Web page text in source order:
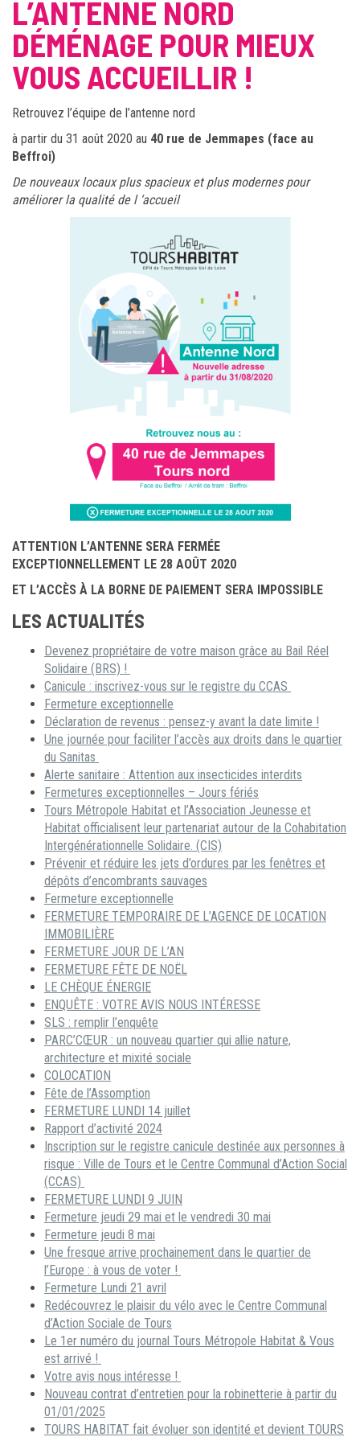
L’ANTENNE NORD
DÉMÉNAGE POUR MIEUX
VOUS ACCUEILLIR !
Retrouvez l’équipe de l’antenne nord
à partir du 31 août 2020 au 40 rue de Jemmapes (face au
Beffroi)
De nouveaux locaux plus spacieux et plus modernes pour
améliorer la qualité de l ‘accueil
ATTENTION L’ANTENNE SERA FERMÉE
EXCEPTIONNELLEMENT LE 28 AOÛT 2020
ET L’ACCÈS À LA BORNE DE PAIEMENT SERA IMPOSSIBLE
LES ACTUALITÉS
Devenez propriétaire de votre maison grâce au Bail Réel
Solidaire (BRS) !
Canicule : inscrivez-vous sur le registre du CCAS
Fermeture exceptionnelle
Déclaration de revenus : pensez-y avant la date limite !
Une journée pour faciliter l’accès aux droits dans le quartier
du Sanitas
Alerte sanitaire : Attention aux insecticides interdits
Fermetures exceptionnelles – Jours fériés
Tours Métropole Habitat et l’Association Jeunesse et
Habitat officialisent leur partenariat autour de la Cohabitation
Intergénérationnelle Solidaire. (CIS)
Prévenir et réduire les jets d’ordures par les fenêtres et
dépôts d’encombrants sauvages
Fermeture exceptionnelle
FERMETURE TEMPORAIRE DE L’AGENCE DE LOCATION
IMMOBILIÈRE
FERMETURE JOUR DE L’AN
FERMETURE FÊTE DE NOËL
LE CHÈQUE ÉNERGIE
ENQUÊTE : VOTRE AVIS NOUS INTÉRESSE
SLS : remplir l’enquête
PARC’CŒUR : un nouveau quartier qui allie nature,
architecture et mixité sociale
COLOCATION
Fête de l’Assomption
FERMETURE LUNDI 14 juillet
Rapport d’activité 2024
Inscription sur le registre canicule destinée aux personnes à
risque : Ville de Tours et le Centre Communal d’Action Social
(CCAS)
FERMETURE LUNDI 9 JUIN
Fermeture jeudi 29 mai et le vendredi 30 mai
Fermeture jeudi 8 mai
Une fresque arrive prochainement dans le quartier de
l’Europe : à vous de voter !
Fermeture Lundi 21 avril
Redécouvrez le plaisir du vélo avec le Centre Communal
d’Action Sociale de Tours
Le 1er numéro du journal Tours Métropole Habitat & Vous
est arrivé !
Votre avis nous intéresse !
Nouveau contrat d’entretien pour la robinetterie à partir du
01/01/2025
TOURS HABITAT fait évoluer son identité et devient TOURS